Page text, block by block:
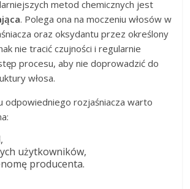
metod chemicznych jest
. Polega ona na moczeniu włosów w
oraz oksydantu przez określony
nie tracić czujności i regularnie
procesu, aby nie doprowadzić do
włosa.
odpowiedniego rozjaśniacza warto
użytkowników,
producenta.